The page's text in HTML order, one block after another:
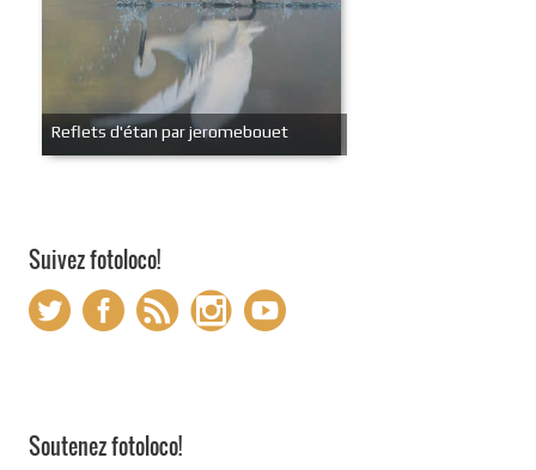
Reflets d'étan par jeromebouet
Suivez fotoloco!
Soutenez fotoloco!